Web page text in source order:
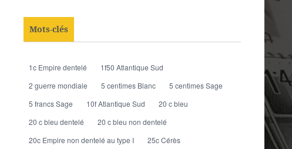
Mots-clés
1c Empire dentelé
1f50 Atlantique Sud
2 guerre mondiale
5 centimes Blanc
5 centimes Sage
5 francs Sage
10f Atlantique Sud
20 c bleu
20 c bleu dentelé
20 c bleu non dentelé
20c Empire non dentelé au type I
25c Cérès